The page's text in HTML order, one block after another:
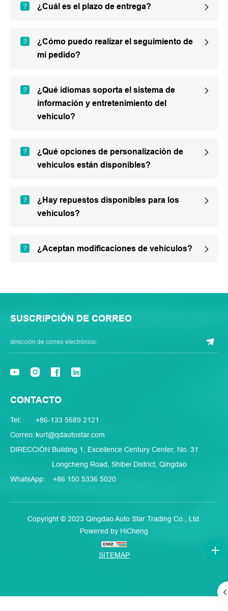
¿Cuál es el plazo de entrega?
¿Cómo puedo realizar el seguimiento de
mi pedido?
¿Qué idiomas soporta el sistema de
información y entretenimiento del
vehículo?
¿Qué opciones de personalización de
vehículos están disponibles?
¿Hay repuestos disponibles para los
vehículos?
¿Aceptan modificaciones de vehículos?
SUSCRIPCIÓN DE CORREO
CONTACTO
Tel:
+86-133 5689 2121
Correo: kurt@qdautostar.com
DIRECCIÓN:Building 1, Excellence Century Center, No. 31
Longcheng Road, Shibei District, Qingdao
WhatsApp:
+86 150 5336 5020
Copyright © 2023 Qingdao Auto Star Trading Co., Ltd.
Powered by HiCheng
SITEMAP